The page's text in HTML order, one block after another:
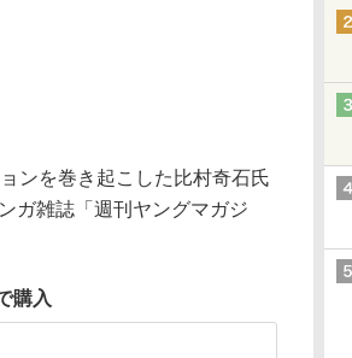
ンを巻き起こした比村奇石氏
ガ雑誌「週刊ヤングマガジ
購入